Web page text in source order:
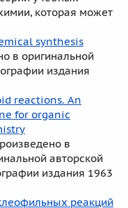
которая может
synthesis
в оригинальной
издания
reactions. An
for organic
в
авторской
издания 1963
реакций